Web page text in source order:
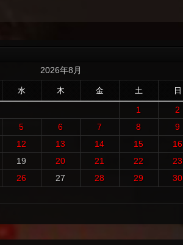
2026年8月
水 木 金 土 日
1
2
5 6 7 8
9
12 13 14 15
16
19 20 21 22
23
26 27 28 29
30